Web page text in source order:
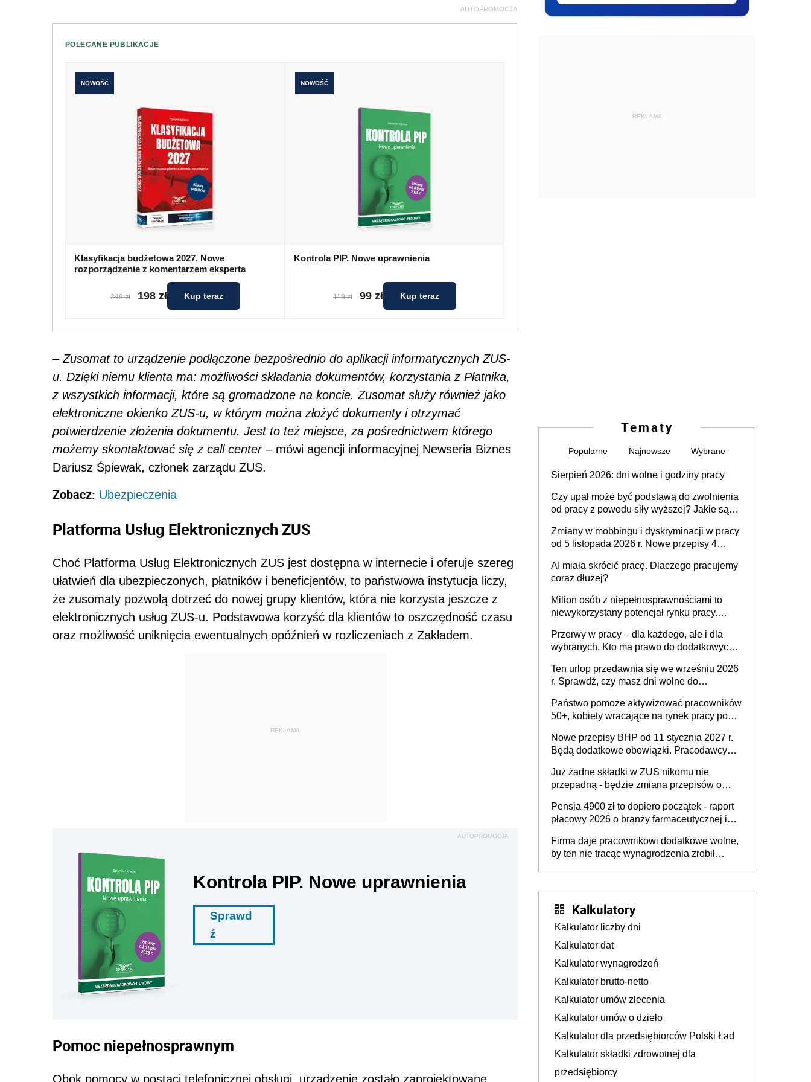
AUTOPROMOCJA
POLECANE PUBLIKACJE
NOWOŚĆ
Klasyfikacja budżetowa 2027. Nowe
rozporządzenie z komentarzem eksperta
249 zł 198 zł Kup teraz
NOWOŚĆ
Kontrola PIP. Nowe uprawnienia
119 zł 99 zł Kup teraz
–Zusomat to urządzenie podłączone bezpośrednio do aplikacji informatycznych ZUS-
u. Dzięki niemu klienta ma: możliwości składania dokumentów, korzystania z Płatnika,
z wszystkich informacji, które są gromadzone na koncie. Zusomat służy również jako
elektroniczne okienko ZUS-u, w którym można złożyć dokumenty i otrzymać
potwierdzenie złożenia dokumentu. Jest to też miejsce, za pośrednictwem którego
możemy skontaktować się z call center– mówi agencji informacyjnej Newseria Biznes
Dariusz Śpiewak, członek zarządu ZUS.
Zobacz: Ubezpieczenia
Platforma Usług Elektronicznych ZUS
Choć Platforma Usług Elektronicznych ZUS jest dostępna w internecie i oferuje szereg
ułatwień dla ubezpieczonych, płatników i beneficjentów, to państwowa instytucja liczy,
że zusomaty pozwolą dotrzeć do nowej grupy klientów, która nie korzysta jeszcze z
elektronicznych usług ZUS-u. Podstawowa korzyść dla klientów to oszczędność czasu
oraz możliwość uniknięcia ewentualnych opóźnień w rozliczeniach z Zakładem.
REKLAMA
AUTOPROMOCJA
Kontrola PIP. Nowe uprawnienia
Sprawd
ź
Pomoc niepełnosprawnym
Obok pomocy w postaci telefonicznej obsługi, urządzenie zostało zaprojektowane
REKLAMA
Tematy
Popularne Najnowsze Wybrane
Sierpień 2026: dni wolne i godziny pracy
Czy upał może być podstawą do zwolnienia
od pracy z powodu siły wyższej? Jakie są
Zmiany w mobbingu i dyskryminacji w pracy
od 5 listopada 2026 r. Nowe przepisy 4
Ustaw
AI miała skrócić pracę. Dlaczego pracujemy
coraz dłużej?
Milion osób z niepełnosprawnościami to
niewykorzystany potencjał rynku pracy.
dofinansowań czy refundacji, ale bariery po
stronie systemu i świadomości
pracodawców [WYWIAD]
Przerwy w pracy – dla każdego, ale i dla
wybranych. Kto ma prawo do dodatkowych
Ten urlop przedawnia się we wrześniu 2026
r. Sprawdź, czy masz dni wolne do
Państwo pomoże aktywizować pracowników
50+, kobiety wracające na rynek pracy po
osoby neuroatypowe. Powstanie Fundusz
na rzecz Inkluzywności w Zatrudnianiu?
Nowe przepisy BHP od 11 stycznia 2027 r.
Będą dodatkowe obowiązki. Pracodawcy
Już żadne składki w ZUS nikomu nie
przepadną - będzie zmiana przepisów o
ubezpieczeniom społecznym
Pensja 4900 zł to dopiero początek - raport
płacowy 2026 o branży farmaceutycznej i
Firma daje pracownikowi dodatkowe wolne,
by ten nie tracąc wynagrodzenia zrobił
Kalkulatory
Kalkulator liczby dni
Kalkulator dat
Kalkulator wynagrodzeń
Kalkulator brutto-netto
Kalkulator umów zlecenia
Kalkulator umów o dzieło
Kalkulator dla przedsiębiorców Polski Ład
Kalkulator składki zdrowotnej dla
przedsiębiorcy